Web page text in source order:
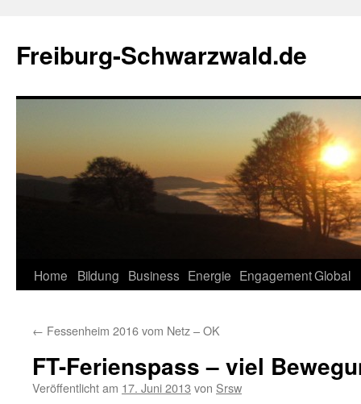
springen
Freiburg-Schwarzwald.de
Home Bildung Business Energie EngagementGlobal
← Fessenheim 2016 vom Netz – OK
FT-Ferienspass – viel
Veröffentlicht am 17. Juni 2013 von Srsw